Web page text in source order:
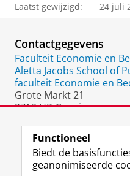
Laatst gewijzigd: 24 juli
Contactgegevens
Faculteit Economie en
Aletta Jacobs School of
faculteit Economie en
Grote Markt 21
9712 HR Groningen
Functioneel
Biedt de
geanonimiseerde